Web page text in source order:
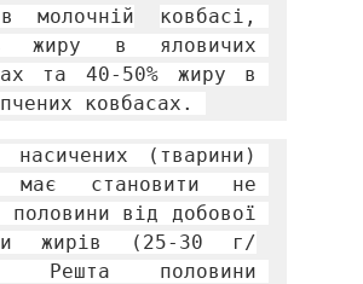
молочній
ковбасі,
жиру в яловичих
та 40-50% жиру в
ковбасах.
насичених (тварини)
має становити не
половини від добової
жирів (25-30 г/
Решта половини